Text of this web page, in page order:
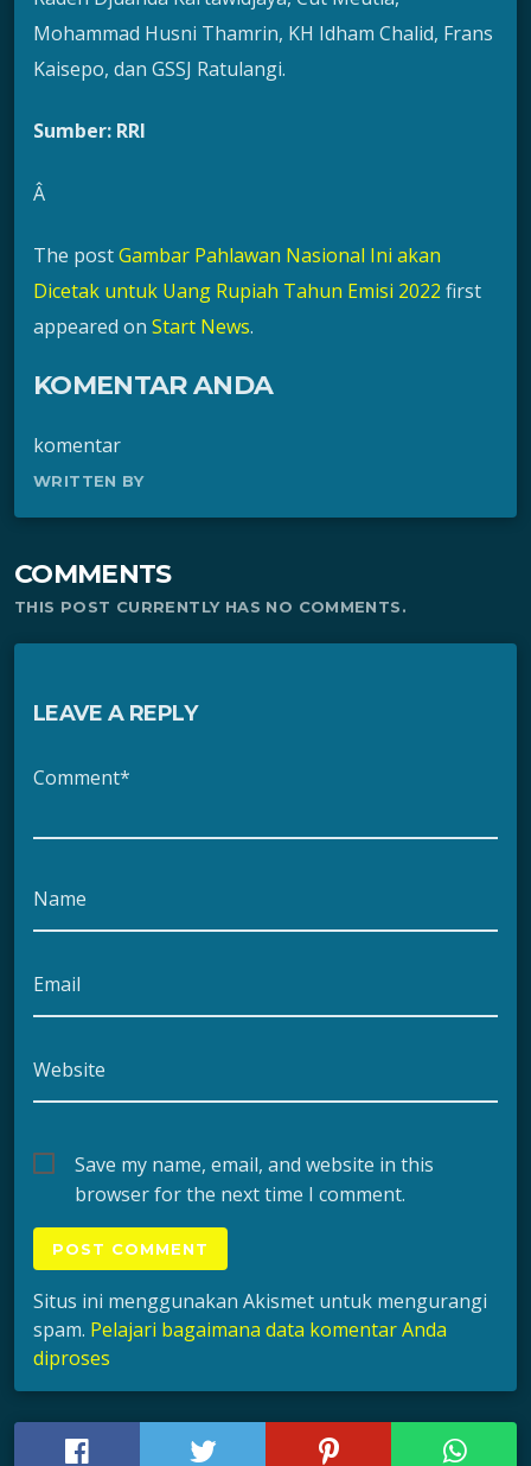
Mohammad Husni Thamrin, KH Idham Chalid, Frans
Kaisepo, dan GSSJ Ratulangi.
Sumber: RRI
Â
The postGambar Pahlawan Nasional Ini akan
Dicetak untuk Uang Rupiah Tahun Emisi 2022 first
appeared on Start News.
KOMENTAR ANDA
komentar
WRITTEN BY
COMMENTS
THIS POST CURRENTLY HAS NO COMMENTS.
LEAVE A REPLY
Comment*
Name
Email
Website
Save my name, email, and website in this
browser for the next time I comment.
Situs ini menggunakan Akismet untuk mengurangi
spam. Pelajari bagaimana data komentar Anda
diproses